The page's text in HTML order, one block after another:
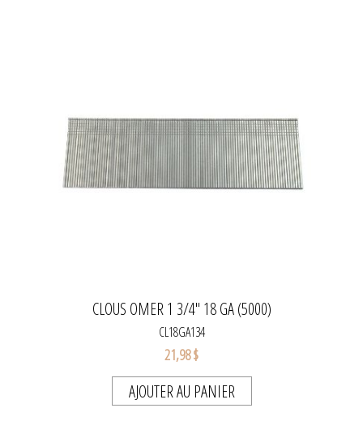
CLOUS OMER 1 3/4" 18 GA (5000)
CL18GA134
21,98 $
AJOUTER AU PANIER